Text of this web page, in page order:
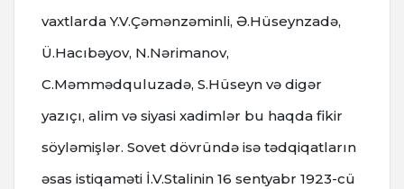
vaxtlarda Y.V.Çəmənzəminli, Ə.Hüseynzadə,
Ü.Hacıbəyov, N.Nərimanov,
C.Məmmədquluzadə, S.Hüseyn və digər
yazıçı, alim və siyasi xadimlər bu haqda fikir
söyləmişlər. Sovet dövründə isə tədqiqatların
əsas istiqaməti İ.V.Stalinin 16 sentyabr 1923-cü